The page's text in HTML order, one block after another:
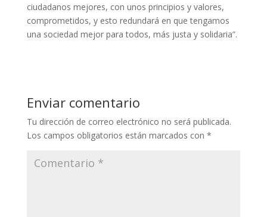
ciudadanos mejores, con unos principios y valores,
comprometidos, y esto redundará en que tengamos
una sociedad mejor para todos, más justa y solidaria”.
Enviar comentario
Tu dirección de correo electrónico no será publicada.
Los campos obligatorios están marcados con *